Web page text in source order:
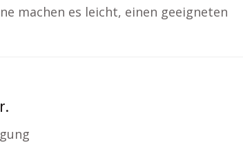
machen es leicht, einen geeigneten